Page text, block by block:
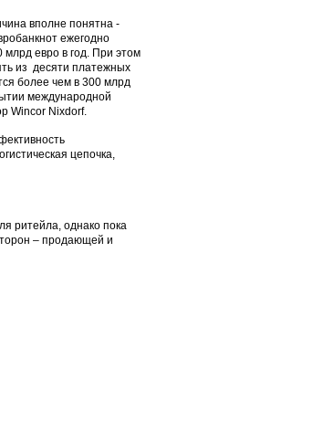
вполне понятна -
ежегодно
евро в год. При этом
из десяти платежных
более чем в 300 млрд
международной
Wincor Nixdorf.
цепочка,
ритейла, однако пока
– продающей и